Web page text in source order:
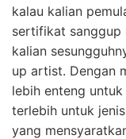
kalau kalian
sertifikat sanggup
kalian
up artist. Dengan
lebih enteng
terlebih untuk
yang